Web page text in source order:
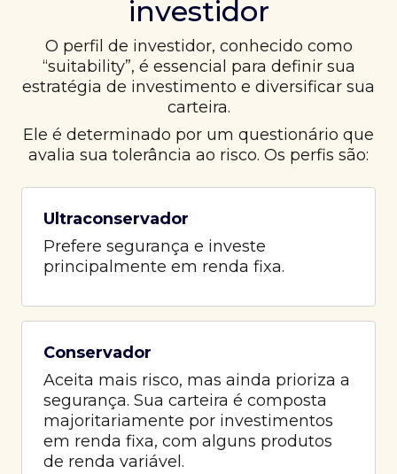
investidor
O perfil de investidor, conhecido como
“suitability”, é essencial para definir sua
estratégia de investimento e diversificar sua
carteira.
Ele é determinado por um questionário que
avalia sua tolerância ao risco. Os perfis são:
Ultraconservador
Prefere segurança e investe
principalmente em renda fixa.
Conservador
Aceita mais risco, mas ainda prioriza a
segurança. Sua carteira é composta
majoritariamente por investimentos
em renda fixa, com alguns produtos
de renda variável.